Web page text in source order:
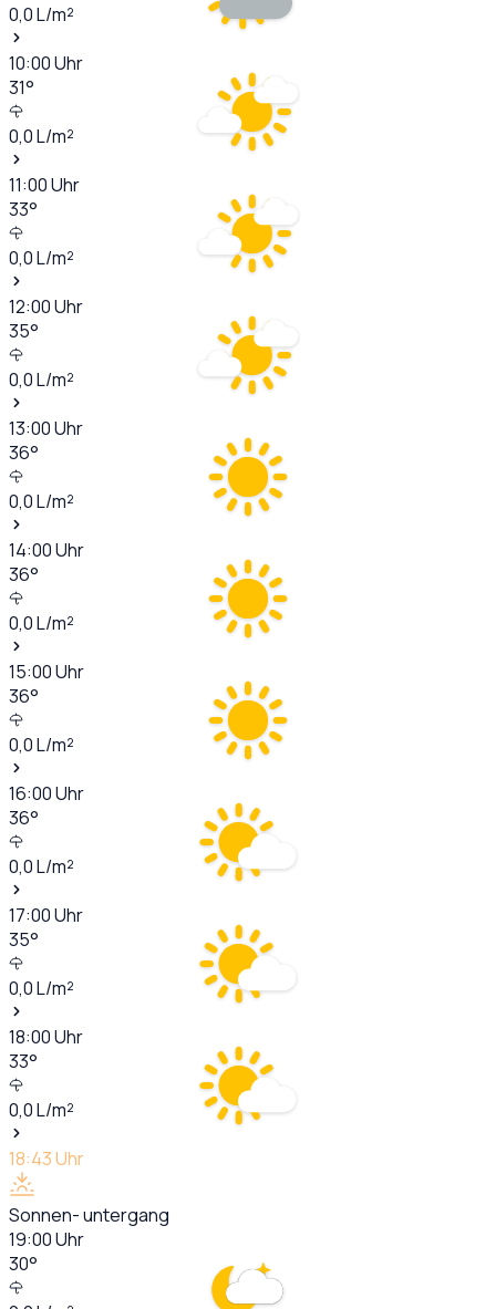
0,0L/m²
10:00Uhr
31°
0,0L/m²
11:00Uhr
33°
0,0L/m²
12:00Uhr
35°
0,0L/m²
13:00Uhr
36°
0,0L/m²
14:00Uhr
36°
0,0L/m²
15:00Uhr
36°
0,0L/m²
16:00Uhr
36°
0,0L/m²
17:00Uhr
35°
0,0L/m²
18:00Uhr
33°
0,0L/m²
18:43Uhr
Sonnen- untergang
19:00Uhr
30°